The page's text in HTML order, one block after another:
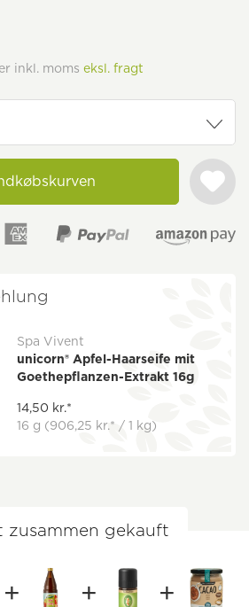
inkl. moms eksl. fragt
Spa Vivent
unicorn® Apfel-Haarseife mit
Goethepflanzen-Extrakt 16g
14,50 kr.*
16 g (906,25 kr.* / 1 kg)
zusammen gekauft